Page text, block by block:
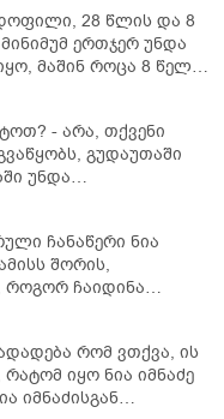
28 წლის და 8
ერთჯერ უნდა
მაშინ როცა 8 წელი
- იპოვონ ერთი
კუპატაძე
- არა, თქვენი
გუდაუთაში
უნდა
ჩანაწერი ნია
შორის,
როგორ ჩაიდინა
- რას ამბობს
რომ ვთქვა, ის
იყო ნია იმნაძე
იმნაძისგან